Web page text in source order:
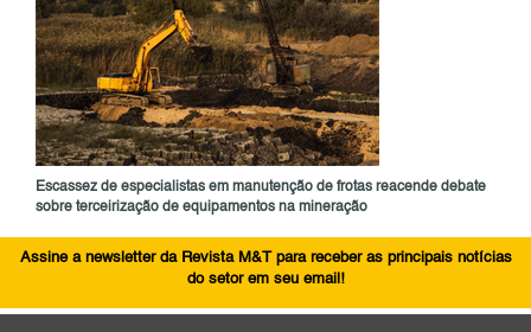
Escassez de especialistas em manutenção de frotas reacende debate
sobre terceirização de equipamentos na mineração
Assine a newsletter da Revista M&T para receber as principais notícias
do setor em seu email!